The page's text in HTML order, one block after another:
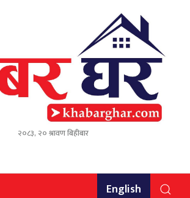
२०८३, २० श्रावण बिहीबार
English